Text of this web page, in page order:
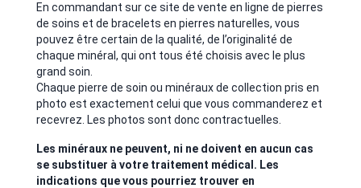
En commandant sur ce site de vente en ligne de pierres
de soins et de bracelets en pierres naturelles, vous
pouvez être certain de la qualité, de l’originalité de
chaque minéral, qui ont tous été choisis avec le plus
grand soin.
Chaque pierre de soin ou minéraux de collection pris en
photo est exactement celui que vous commanderez et
recevrez. Les photos sont donc contractuelles.
Les minéraux ne peuvent, ni ne doivent en aucun cas
se substituer à votre traitement médical. Les
indications que vous pourriez trouver en